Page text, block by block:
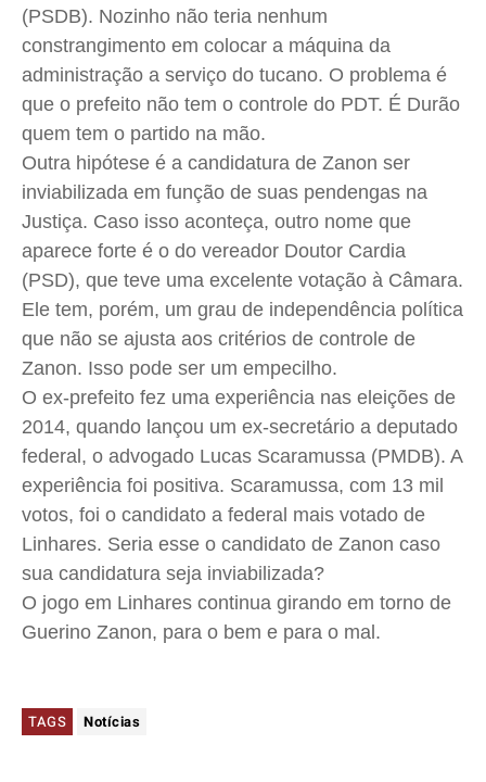
(PSDB). Nozinho não teria nenhum
constrangimento em colocar a máquina da
administração a serviço do tucano. O problema é
que o prefeito não tem o controle do PDT. É Durão
quem tem o partido na mão.
Outra hipótese é a candidatura de Zanon ser
inviabilizada em função de suas pendengas na
Justiça. Caso isso aconteça, outro nome que
aparece forte é o do vereador Doutor Cardia
(PSD), que teve uma excelente votação à Câmara.
Ele tem, porém, um grau de independência política
que não se ajusta aos critérios de controle de
Zanon. Isso pode ser um empecilho.
O ex-prefeito fez uma experiência nas eleições de
2014, quando lançou um ex-secretário a deputado
federal, o advogado Lucas Scaramussa (PMDB). A
experiência foi positiva. Scaramussa, com 13 mil
votos, foi o candidato a federal mais votado de
Linhares. Seria esse o candidato de Zanon caso
sua candidatura seja inviabilizada?
O jogo em Linhares continua girando em torno de
Guerino Zanon, para o bem e para o mal.
TAGS Notícias